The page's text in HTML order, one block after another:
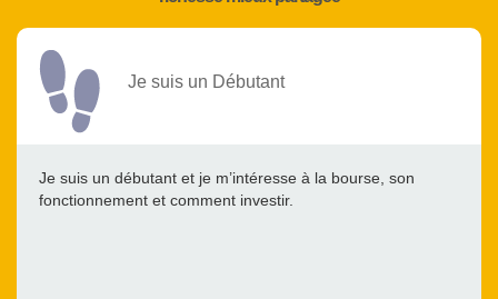
Je suis un Débutant
Je suis un débutant et je m’intéresse à la bourse, son
fonctionnement et comment investir.